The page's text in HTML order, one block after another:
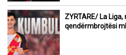
ZYRTARE/ La
qendërmbrojtësi